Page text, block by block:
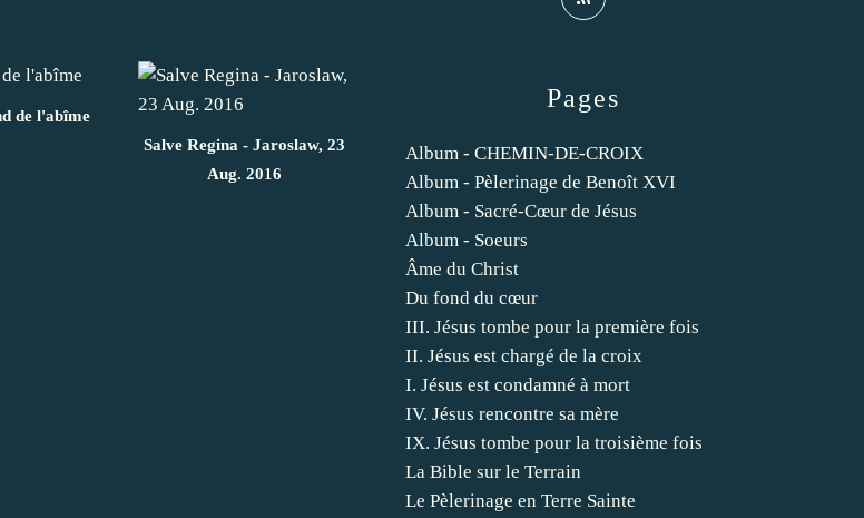
de l'abîme
Salve Regina - Jaroslaw, 23
Aug. 2016
Pages
Album - CHEMIN-DE-CROIX
Album - Pèlerinage de Benoît XVI
Album - Sacré-Cœur de Jésus
Album - Soeurs
Âme du Christ
Du fond du cœur
III. Jésus tombe pour la première fois
II. Jésus est chargé de la croix
I. Jésus est condamné à mort
IV. Jésus rencontre sa mère
IX. Jésus tombe pour la troisième fois
La Bible sur le Terrain
Le Pèlerinage en Terre Sainte